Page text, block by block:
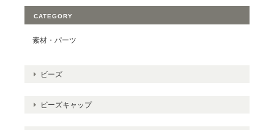
CATEGORY
素材・パーツ
ビーズ
ビーズキャップ